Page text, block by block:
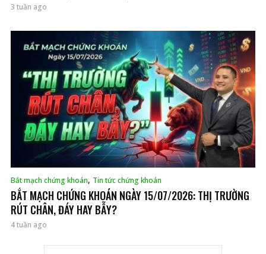
3 tuần ago
Bắt mạch chứng khoán, Tin tức chứng khoán
BẮT MẠCH CHỨNG KHOÁN NGÀY 15/07/2026: THỊ TRƯỜNG
RÚT CHÂN, ĐÁY HAY BẪY?
4 tuần ago